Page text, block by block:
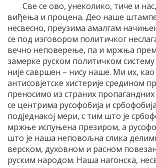
Све се ово, унеколико, тиче и
виђења и процена. Део наше
несвесно, преузима амалгам
се под изговором политичког
вечно неповерење, па и мржња
замерке руском политичком систему
није савршен – нису наше. Ми их,
антисовјетске хистерије средином
преносимо из страних
се центрима русофобија и србофобија
подједнакој мери, с тим што је
мржње испуњена презиром, а
што је наша неповољна слика
верском, духовном и расном
руским народом. Наша нагонска,